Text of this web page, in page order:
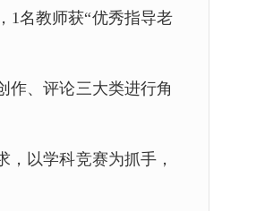
1名教师获“优秀指导老
作、评论三大类进行角
以学科竞赛为抓手，